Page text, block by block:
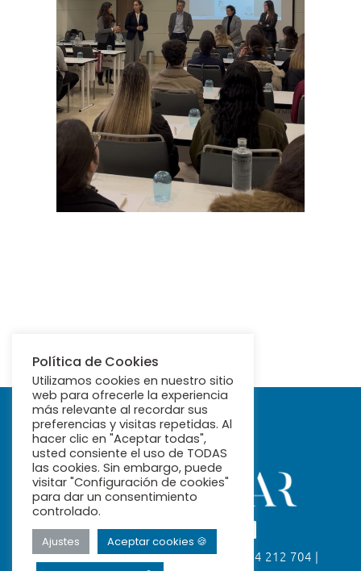
Calle Fabiola, 26. 41004 Sevilla | 954 212 704 |
Política de Cookies
Utilizamos cookies en nuestro sitio
web para ofrecerle la experiencia
más relevante al recordar sus
preferencias y visitas repetidas. Al
hacer clic en "Aceptar todas",
usted consiente el uso de TODAS
las cookies. Sin embargo, puede
visitar "Configuración de cookies"
para dar un consentimiento
controlado.
Ajustes Aceptar cookies 🍪